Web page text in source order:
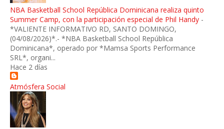
NBA Basketball School República Dominicana realiza quinto
Summer Camp, con la participación especial de Phil Handy -
*VALIENTE INFORMATIVO RD, SANTO DOMINGO,
(04/08/2026)*.- *NBA Basketball School República
Dominicana*, operado por *Mamsa Sports Performance
SRL*, organi...
Hace 2 días
Atmósfera Social